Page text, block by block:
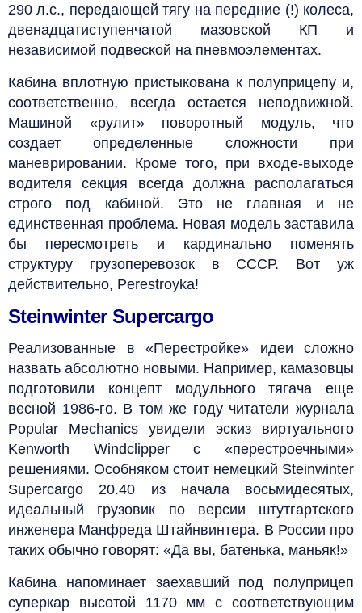
290 л.с., передающей тягу на передние (!) колеса,
двенадцатиступенчатой мазовской КП и
независимой подвеской на пневмоэлементах.
Кабина вплотную пристыкована к полуприцепу и,
соответственно, всегда остается неподвижной.
Машиной «рулит» поворотный модуль, что
создает определенные сложности при
маневрировании. Кроме того, при входе-выходе
водителя секция всегда должна располагаться
строго под кабиной. Это не главная и не
единственная проблема. Новая модель заставила
бы пересмотреть и кардинально поменять
структуру грузоперевозок в СССР. Вот уж
действительно, Perestroyka!
Steinwinter Supercargo
Реализованные в «Перестройке» идеи сложно
назвать абсолютно новыми. Например, камазовцы
подготовили концепт модульного тягача еще
весной 1986-го. В том же году читатели журнала
Popular Mechanics увидели эскиз виртуального
Kenworth Windclipper с «перестроечными»
решениями. Особняком стоит немецкий Steinwinter
Supercargo 20.40 из начала восьмидесятых,
идеальный грузовик по версии штутгартского
инженера Манфреда Штайнвинтера. В России про
таких обычно говорят: «Да вы, батенька, маньяк!»
Кабина напоминает заехавший под полуприцеп
суперкар высотой 1170 мм с соответствующим